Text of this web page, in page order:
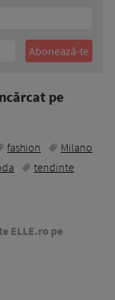
pe
fashion
Milano
tendinte
ELLE.ro pe